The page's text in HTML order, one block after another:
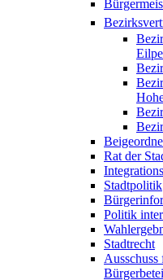
Rat der
Stadtpolitik
Politik
Stadtrecht